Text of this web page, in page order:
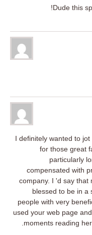
Dude this
I definitely wanted to
for those great
particularly
compensated with
company. I 'd say that
blessed to be in a
people with very
used your web page
moments reading